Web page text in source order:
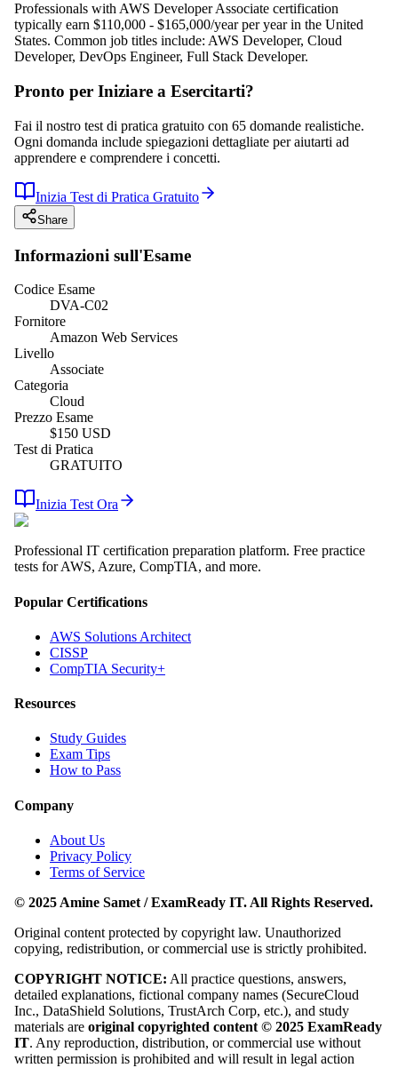
Professionals with AWS Developer Associate certification
typically earn $110,000 - $165,000/year per year in the United
States. Common job titles include: AWS Developer, Cloud
Developer, DevOps Engineer, Full Stack Developer.
Pronto per Iniziare a Esercitarti?
Fai il nostro test di pratica gratuito con 65 domande realistiche.
Ogni domanda include spiegazioni dettagliate per aiutarti ad
apprendere e comprendere i concetti.
Inizia Test di Pratica Gratuito
Share
Informazioni sull'Esame
Codice Esame
DVA-C02
Fornitore
Amazon Web Services
Livello
Associate
Categoria
Cloud
Prezzo Esame
$150 USD
Test di Pratica
GRATUITO
Inizia Test Ora
Professional IT certification preparation platform. Free practice
tests for AWS, Azure, CompTIA, and more.
Popular Certifications
AWS Solutions Architect
CISSP
CompTIA Security+
Resources
Study Guides
Exam Tips
How to Pass
Company
About Us
Privacy Policy
Terms of Service
© 2025 Amine Samet / ExamReady IT. All Rights Reserved.
Original content protected by copyright law. Unauthorized
copying, redistribution, or commercial use is strictly prohibited.
COPYRIGHT NOTICE: All practice questions, answers,
detailed explanations, fictional company names (SecureCloud
Inc., DataShield Solutions, TrustArch Corp, etc.), and study
materials are original copyrighted content © 2025 ExamReady
IT. Any reproduction, distribution, or commercial use without
written permission is prohibited and will result in legal action